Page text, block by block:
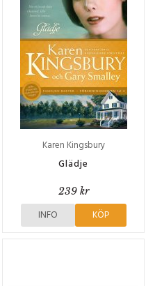
Karen Kingsbury
Glädje
239 kr
INFO KÖP